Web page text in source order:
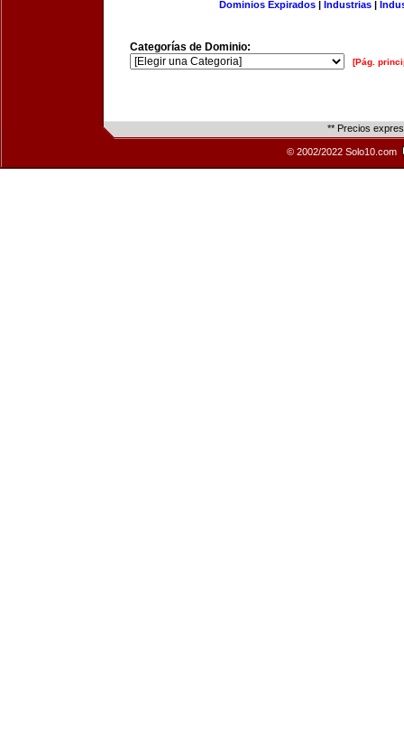
Dominios Expirados | Industrias |
Categorías de Dominio:
[Pág.
** Precios
© 2002/2022 Solo10.com